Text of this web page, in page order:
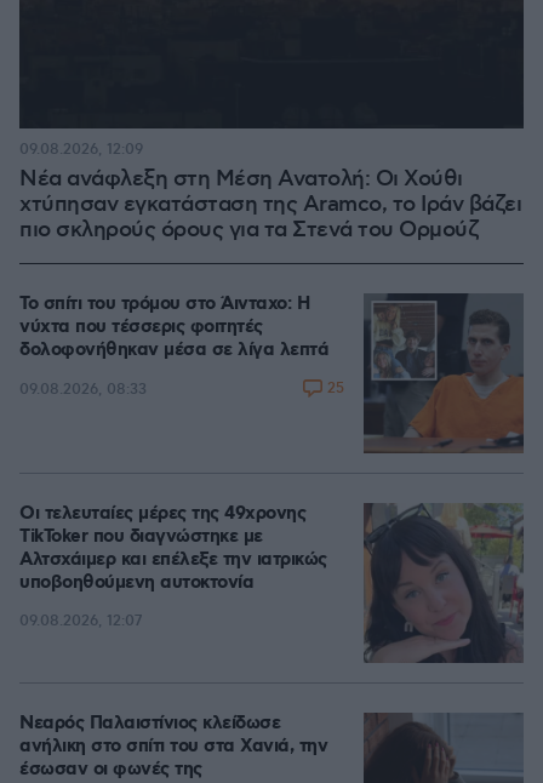
Νέα ανάφλεξη στη Μέση Ανατολή: Οι Χούθι
χτύπησαν εγκατάσταση της Aramco, το Ιράν βάζει
πιο σκληρούς όρους για τα Στενά του Ορμούζ
09.08.2026, 12:09
Το σπίτι του τρόμου στο Άινταχο: Η
νύχτα που τέσσερις φοιτητές
δολοφονήθηκαν μέσα σε λίγα λεπτά
09.08.2026, 08:33 25
Οι τελευταίες μέρες της 49χρονης
TikToker που διαγνώστηκε με
Αλτσχάιμερ και επέλεξε την ιατρικώς
υποβοηθούμενη αυτοκτονία
09.08.2026, 12:07
Νεαρός Παλαιστίνιος κλείδωσε
ανήλικη στο σπίτι του στα Χανιά, την
έσωσαν οι φωνές της